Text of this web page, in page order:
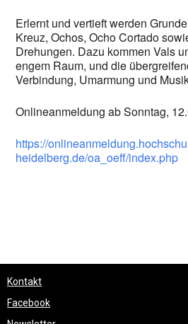
Erlernt und vertieft werden
Kreuz, Ochos, Ocho Cortado
Drehungen. Dazu kommen Vals
engem Raum, und die
Verbindung, Umarmung und
Onlineanmeldung ab Sonntag,
https://
heidelberg.de/oa_oeff/index.php
Kontakt
Facebook